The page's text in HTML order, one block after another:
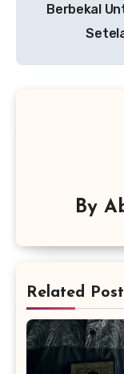
Berbekal
By
Related Post